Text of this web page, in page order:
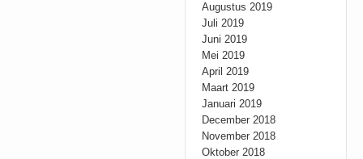
Augustus 2019
Juli 2019
Juni 2019
Mei 2019
April 2019
Maart 2019
Januari 2019
December 2018
November 2018
Oktober 2018